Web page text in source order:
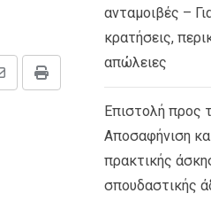
Print
ανταμοιβές –
κρατήσεις,
απώλειες
Επιστολή προς
Αποσαφήνιση
πρακτικής
σπουδαστικής